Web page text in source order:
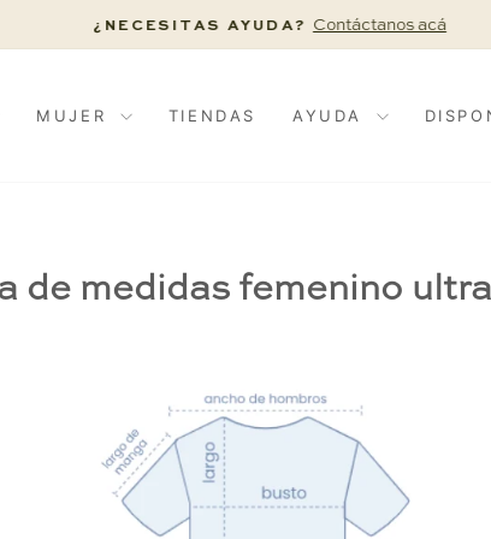
diapositivas
¿NECESITAS AYUDA? Contáctanos acá
MUJER TIENDAS AYUDA
de medidas femenino